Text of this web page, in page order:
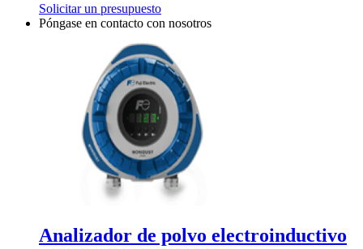
Solicitar un presupuesto
Póngase en contacto con nosotros
Analizador de polvo electroinductivo